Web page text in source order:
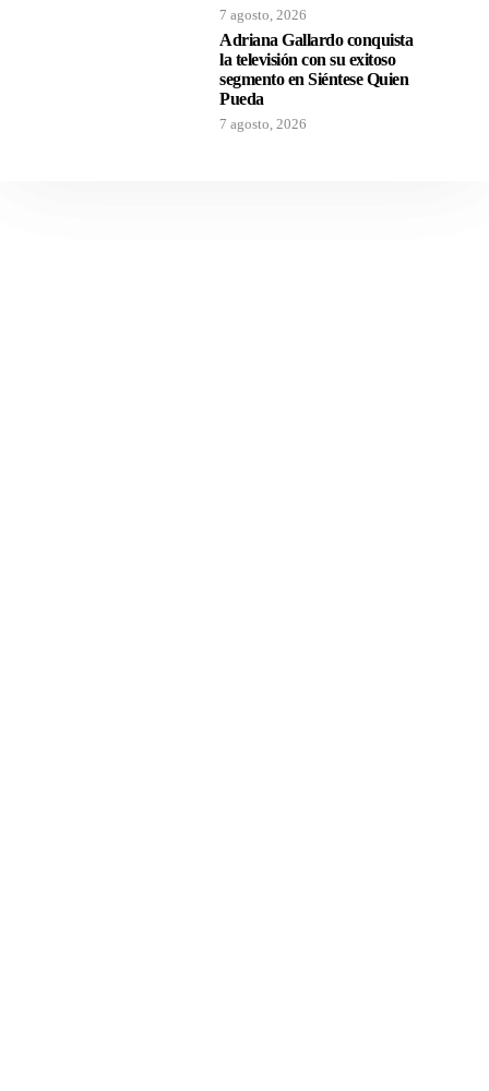
7 agosto, 2026
Adriana Gallardo conquista
la televisión con su exitoso
segmento en Siéntese Quien
Pueda
7 agosto, 2026